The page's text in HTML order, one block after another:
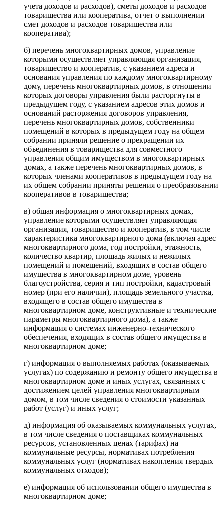
учета доходов и расходов), сметы доходов и расходов
товарищества или кооператива, отчет о выполнении
смет доходов и расходов товарищества или
кооператива);
б) перечень многоквартирных домов, управление
которыми осуществляет управляющая организация,
товарищество и кооператив, с указанием адреса и
основания управления по каждому многоквартирному
дому, перечень многоквартирных домов, в отношении
которых договоры управления были расторгнуты в
предыдущем году, с указанием адресов этих домов и
оснований расторжения договоров управления,
перечень многоквартирных домов, собственники
помещений в которых в предыдущем году на общем
собрании приняли решение о прекращении их
объединения в товарищества для совместного
управления общим имуществом в многоквартирных
домах, а также перечень многоквартирных домов, в
которых членами кооперативов в предыдущем году на
их общем собрании приняты решения о преобразовании
кооперативов в товарищества;
в) общая информация о многоквартирных домах,
управление которыми осуществляет управляющая
организация, товарищество и кооператив, в том числе
характеристика многоквартирного дома (включая адрес
многоквартирного дома, год постройки, этажность,
количество квартир, площадь жилых и нежилых
помещений и помещений, входящих в состав общего
имущества в многоквартирном доме, уровень
благоустройства, серия и тип постройки, кадастровый
номер (при его наличии), площадь земельного участка,
входящего в состав общего имущества в
многоквартирном доме, конструктивные и технические
параметры многоквартирного дома), а также
информация о системах инженерно-технического
обеспечения, входящих в состав общего имущества в
многоквартирном доме;
г) информация о выполняемых работах (оказываемых
услугах) по содержанию и ремонту общего имущества в
многоквартирном доме и иных услугах, связанных с
достижением целей управления многоквартирным
домом, в том числе сведения о стоимости указанных
работ (услуг) и иных услуг;
д) информация об оказываемых коммунальных услугах,
в том числе сведения о поставщиках коммунальных
ресурсов, установленных ценах (тарифах) на
коммунальные ресурсы, нормативах потребления
коммунальных услуг (нормативах накопления твердых
коммунальных отходов);
е) информация об использовании общего имущества в
многоквартирном доме;